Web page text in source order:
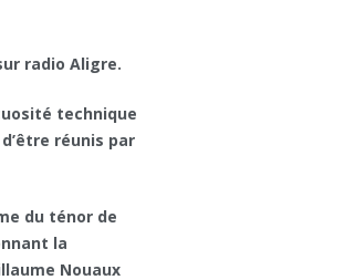
radio Aligre.
technique
réunis par
du ténor de
la
Nouaux